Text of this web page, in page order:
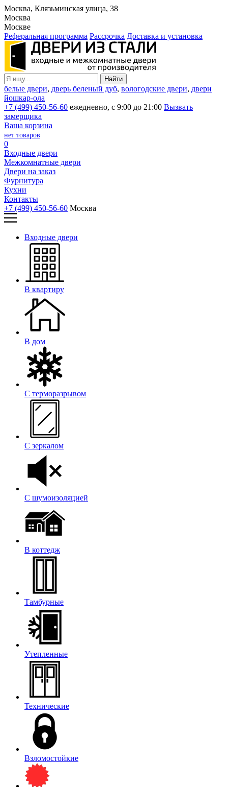
Москва, Клязьминская улица, 38
Москва
Москве
Реферальная программа Рассрочка Доставка и установка
белые двери, дверь беленый дуб, вологодские двери, двери
йошкар-ола
+7 (499) 450-56-60 ежедневно, с 9:00 до 21:00 Вызвать
замерщика
Ваша корзина
нет товаров
0
Входные двери
Межкомнатные двери
Двери на заказ
Фурнитура
Кухни
Контакты
+7 (499) 450-56-60 Москва
Входные двери
В квартиру
В дом
С терморазрывом
С зеркалом
С шумоизоляцией
В коттедж
Тамбурные
Утепленные
Технические
Взломостойкие